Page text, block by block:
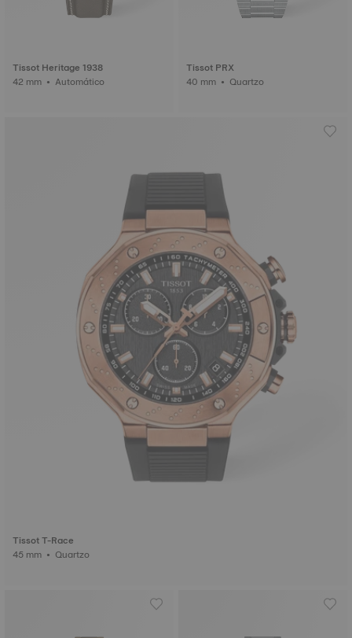
Tissot Heritage 1938
42 mm • Automático
Tissot PRX
40 mm • Quartzo
Tissot T-Race
45 mm • Quartzo